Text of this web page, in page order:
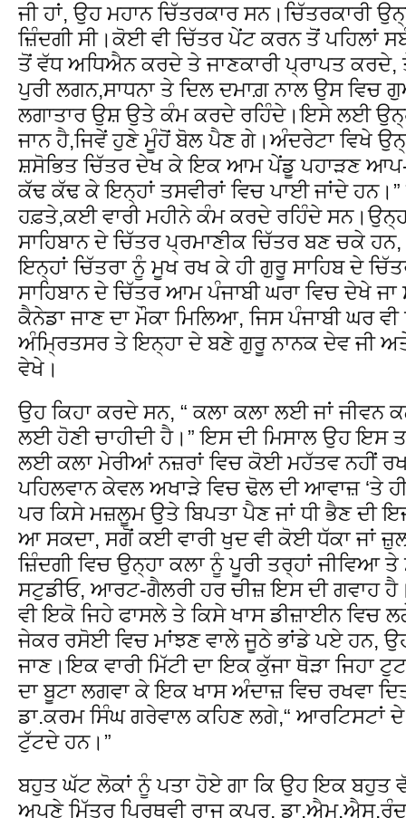
ਜੀ ਹਾਂ, ਉਹ ਮਹਾਨ ਚਿੱਤਰਕਾਰ ਸਨ।ਚਿੱਤਰਕਾਰੀ
ਜ਼ਿੰਦਗੀ ਸੀ।ਕੋਈ ਵੀ ਚਿੱਤਰ ਪੇਂਟ ਕਰਨ ਤੋਂ ਪਹਿਲਾਂ
ਤੋਂ ਵੱਧ ਅਧਿਐਨ ਕਰਦੇ ਤੇ ਜਾਣਕਾਰੀ ਪ੍ਰਾਪਤ
ਪੁਰੀ ਲਗਨ,ਸਾਧਨਾ ਤੇ ਦਿਲ ਦਮਾਗ਼ ਨਾਲ ਉਸ
ਲਗਾਤਾਰ ਉਸ਼ ਉਤੇ ਕੰਮ ਕਰਦੇ ਰਹਿੰਦੇ।ਇਸੇ ਲਈ
ਜਾਨ ਹੈ,ਜਿਵੇਂ ਹੁਣੇ ਮੂੰਹੋਂ ਬੋਲ ਪੈਣ ਗੇ।ਅੰਦਰੇਟਾ ਵਿਖੇ
ਸ਼ਸੋਭਿਤ ਚਿੱਤਰ ਦੇਖ ਕੇ ਇਕ ਆਮ ਪੇਂਡੂ ਪਹਾੜਣ ਆਪ-
ਕੱਢ ਕੱਢ ਕੇ ਇਨ੍ਹਾਂ ਤਸਵੀਰਾਂ ਵਿਚ ਪਾਈ ਜਾਂਦੇ
ਹਫ਼ਤੇ,ਕਈ ਵਾਰੀ ਮਹੀਨੇ ਕੰਮ ਕਰਦੇ ਰਹਿੰਦੇ
ਸਾਹਿਬਾਨ ਦੇ ਚਿੱਤਰ ਪ੍ਰਮਾਣੀਕ ਚਿੱਤਰ ਬਣ ਚਕੇ
ਇਨ੍ਹਾਂ ਚਿੱਤਰਾ ਨੂੰ ਮੂਖ ਰਖ ਕੇ ਹੀ ਗੁਰੂ ਸਾਹਿਬ ਦੇ
ਸਾਹਿਬਾਨ ਦੇ ਚਿੱਤਰ ਆਮ ਪੰਜਾਬੀ ਘਰਾ ਵਿਚ ਦੇਖੇ
ਕੈਨੇਡਾ ਜਾਣ ਦਾ ਮੌਕਾ ਮਿਲਿਆ, ਜਿਸ ਪੰਜਾਬੀ ਘਰ
ਅੰਮ੍ਰਿਤਸਰ ਤੇ ਇਨ੍ਹਾ ਦੇ ਬਣੇ ਗੁਰੂ ਨਾਨਕ ਦੇਵ ਜੀ
ਵੇਖੇ।
ਉਹ ਕਿਹਾ ਕਰਦੇ ਸਨ, “ ਕਲਾ ਕਲਾ ਲਈ ਜਾਂ ਜੀਵਨ
ਲਈ ਹੋਣੀ ਚਾਹੀਦੀ ਹੈ।” ਇਸ ਦੀ ਮਿਸਾਲ ਉਹ ਇਸ
ਲਈ ਕਲਾ ਮੇਰੀਆਂ ਨਜ਼ਰਾਂ ਵਿਚ ਕੋਈ ਮਹੱਤਵ ਨਹੀਂ
ਪਹਿਲਵਾਨ ਕੇਵਲ ਅਖਾੜੇ ਵਿਚ ਢੋਲ ਦੀ ਆਵਾਜ਼ ‘ਤੇ
ਪਰ ਕਿਸੇ ਮਜ਼ਲੂਮ ਉਤੇ ਬਿਪਤਾ ਪੈਣ ਜਾਂ ਧੀ ਭੈਣ ਦੀ
ਆ ਸਕਦਾ, ਸਗੋਂ ਕਈ ਵਾਰੀ ਖੁਦ ਵੀ ਕੋਈ ਧੱਕਾ ਜਾਂ
ਜ਼ਿੰਦਗੀ ਵਿਚ ਉਨ੍ਹਾ ਕਲਾ ਨੂੰ ਪੂਰੀ ਤਰ੍ਹਾਂ ਜੀਵਿਆ
ਸਟੁਡੀਓ, ਆਰਟ-ਗੈਲਰੀ ਹਰ ਚੀਜ਼ ਇਸ ਦੀ ਗਵਾਹ
ਵੀ ਇਕੋ ਜਿਹੇ ਫਾਸਲੇ ਤੇ ਕਿਸੇ ਖਾਸ ਡੀਜ਼ਾਈਨ ਵਿਚ
ਜੇਕਰ ਰਸੋਈ ਵਿਚ ਮਾਂਝਣ ਵਾਲੇ ਜੂਠੇ ਭਾਂਡੇ ਪਏ ਹਨ,
ਜਾਣ।ਇਕ ਵਾਰੀ ਮਿੱਟੀ ਦਾ ਇਕ ਕੁੱਜਾ ਥੋੜਾ ਜਿਹਾ
ਦਾ ਬੂਟਾ ਲਗਵਾ ਕੇ ਇਕ ਖਾਸ ਅੰਦਾਜ਼ ਵਿਚ ਰਖਵਾ
ਡਾ.ਕਰਮ ਸਿੰਘ ਗਰੇਵਾਲ ਕਹਿਣ ਲਗੇ,“ ਆਰਟਿਸਟਾਂ
ਟੁੱਟਦੇ ਹਨ।”
ਬਹੁਤ ਘੱਟ ਲੋਕਾਂ ਨੂੰ ਪਤਾ ਹੋਏ ਗਾ ਕਿ ਉਹ ਇਕ ਬਹੁਤ
ਅਪਣੇ ਮਿੱਤਰ ਪ੍ਰਿਥਵੀ ਰਾਜ ਕਪੂਰ,